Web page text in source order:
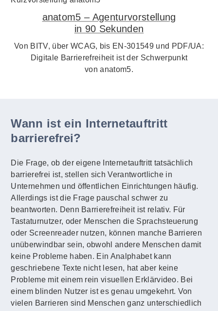
anatom5 – Agenturvorstellung
in 90 Sekunden
Von BITV, über WCAG, bis EN-301549 und PDF/UA:
Digitale Barrierefreiheit ist der Schwerpunkt
von anatom5.
Wann ist ein Internetauftritt
barrierefrei?
Die Frage, ob der eigene Internetauftritt tatsächlich
barrierefrei ist, stellen sich Verantwortliche in
Unternehmen und öffentlichen Einrichtungen häufig.
Allerdings ist die Frage pauschal schwer zu
beantworten. Denn Barrierefreiheit ist relativ. Für
Tastaturnutzer, oder Menschen die Sprachsteuerung
oder Screenreader nutzen, können manche Barrieren
unüberwindbar sein, obwohl andere Menschen damit
keine Probleme haben. Ein Analphabet kann
geschriebene Texte nicht lesen, hat aber keine
Probleme mit einem rein visuellen Erklärvideo. Bei
einem blinden Nutzer ist es genau umgekehrt. Von
vielen Barrieren sind Menschen ganz unterschiedlich